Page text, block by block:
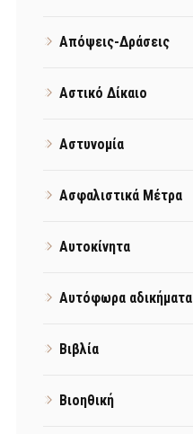
Απόψεις-Δράσεις
Αστικό Δίκαιο
Αστυνομία
Ασφαλιστικά Μέτρα
Αυτοκίνητα
Αυτόφωρα αδικήματα
Βιβλία
Βιοηθική